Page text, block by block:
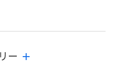
8月24日（月） 8月24日（月）
数量
ー